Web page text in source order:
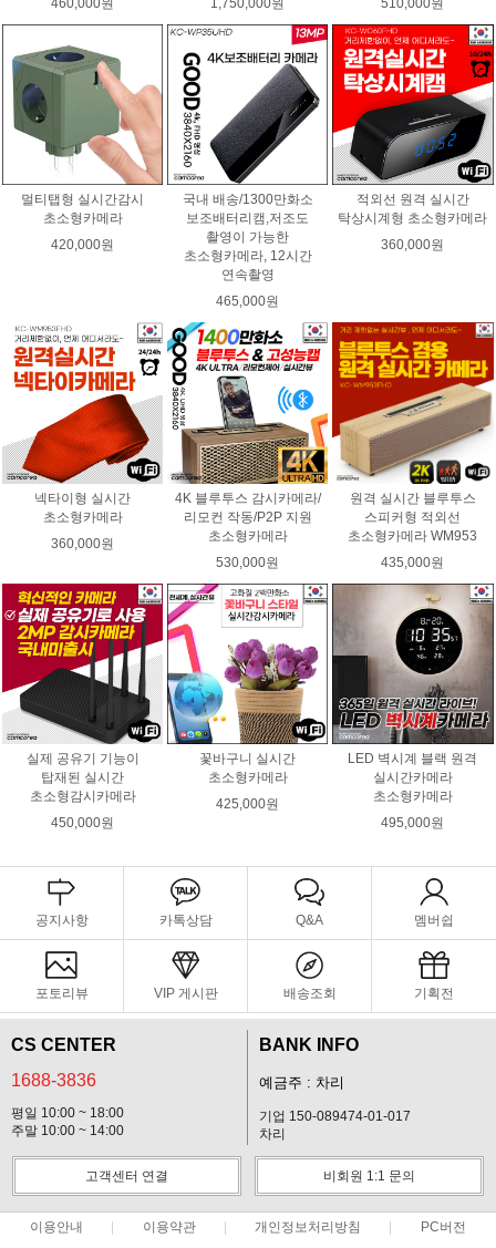
460,000원
1,750,000원
510,000원
멀티탭형 실시간감시
초소형카메라
420,000원
국내 배송/1300만화소
보조배터리캠,저조도
촬영이 가능한
초소형카메라, 12시간
연속촬영
465,000원
적외선 원격 실시간
탁상시계형 초소형카메라
360,000원
넥타이형 실시간
초소형카메라
360,000원
4K 블루투스 감시카메라/
리모컨 작동/P2P 지원
초소형카메라
530,000원
원격 실시간 블루투스
스피커형 적외선
초소형카메라 WM953
435,000원
실제 공유기 기능이
탑재된 실시간
초소형감시카메라
450,000원
꽃바구니 실시간
초소형카메라
425,000원
LED 벽시계 블랙 원격
실시간카메라
초소형카메라
495,000원
공지사항 카톡상담 Q&A 멤버쉽
포토리뷰 VIP 게시판 배송조회 기획전
CS CENTER
1688-3836
평일 10:00 ~ 18:00
주말 10:00 ~ 14:00
BANK INFO
예금주 : 차리
기업 150-089474-01-017
차리
고객센터 연결 비회원 1:1 문의
이용안내 이용약관 개인정보처리방침 PC버전